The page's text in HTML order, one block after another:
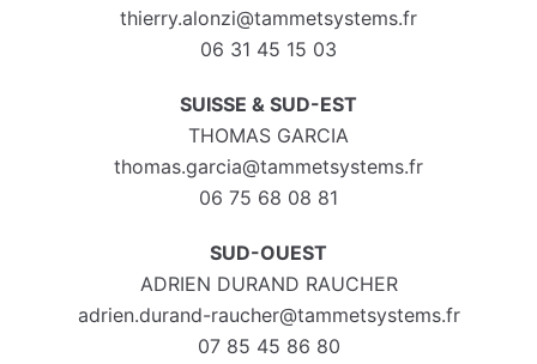
thierry.alonzi@tammetsystems.fr
06 31 45 15 03
SUISSE & SUD-EST
THOMAS GARCIA
thomas.garcia@tammetsystems.fr
06 75 68 08 81
SUD-OUEST
ADRIEN DURAND RAUCHER
adrien.durand-raucher@tammetsystems.fr
07 85 45 86 80